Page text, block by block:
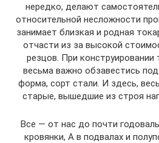
нередко, делают
относительной несложности
занимает близкая и родная
отчасти из за высокой
резцов. При конструировании
весьма важно обзавестись
форма, сорт стали. И здесь,
старые, вышедшие из строя
Все — от нас до почти
кровянки, А в подвалах и